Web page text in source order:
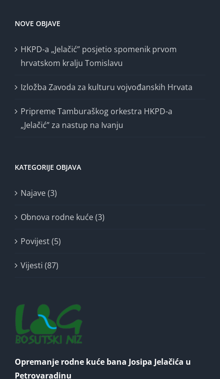
NOVE OBJAVE
HKPD-a „Jelačić” posjetio spomenik prvom
hrvatskom kralju Tomislavu
Izložba Zavoda za kulturu vojvođanskih Hrvata
Pripreme Tamburaškog orkestra HKPD-a
„Jelačić” za nastup na Ivanju
KATEGORIJE OBJAVA
Najave (3)
Obnova rodne kuće (3)
Povijest (5)
Vijesti (87)
Opremanje rodne kuće bana Josipa Jelačića u
Petrovaradinu